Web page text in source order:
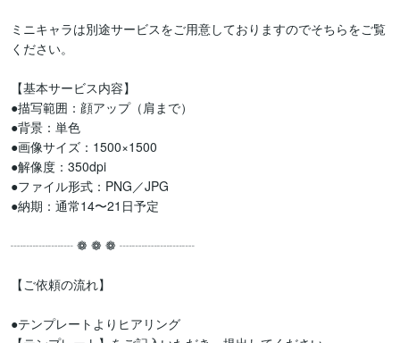
ミニキャラは別途サービスをご用意しておりますのでそちらをご覧
ください。
【基本サービス内容】
●描写範囲：顔アップ（肩まで）
●背景：単色
●画像サイズ：1500‪‪‪‬‪‪‪‪‪‪‪‪×1500
●解像度：350dpi
●ファイル形式：PNG／JPG
●納期：通常14〜21日予定
┈┈┈┈┈ ❁ ❁ ❁ ┈┈┈┈┈┈
【ご依頼の流れ】
●テンプレートよりヒアリング